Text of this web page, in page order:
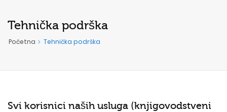
Tehnička podrška
Početna Tehnička podrška
Svi korisnici naših usluga (knjigovodstveni